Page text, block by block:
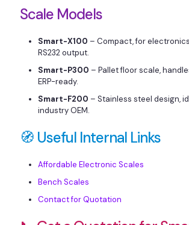
Scale Models
Smart-X100 – Compact, for
RS232 output.
Smart-P300 – Pallet floor scale,
ERP-ready.
Smart-F200 – Stainless steel design,
industry OEM.
🧭 Useful Internal Links
Affordable Electronic Scales
Bench Scales
Contact for Quotation